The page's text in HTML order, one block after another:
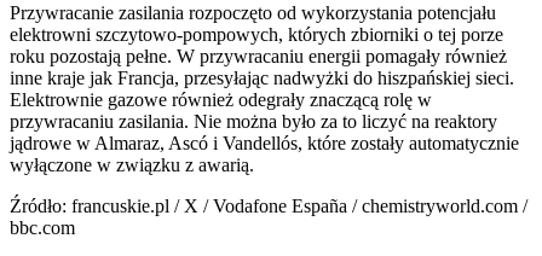
Przywracanie zasilania rozpoczęto od wykorzystania potencjału
elektrowni szczytowo-pompowych, których zbiorniki o tej porze
roku pozostają pełne. W przywracaniu energii pomagały również
inne kraje jak Francja, przesyłając nadwyżki do hiszpańskiej sieci.
Elektrownie gazowe również odegrały znaczącą rolę w
przywracaniu zasilania. Nie można było za to liczyć na reaktory
jądrowe w Almaraz, Ascó i Vandellós, które zostały automatycznie
wyłączone w związku z awarią.
Źródło: francuskie.pl / X / Vodafone España / chemistryworld.com /
bbc.com